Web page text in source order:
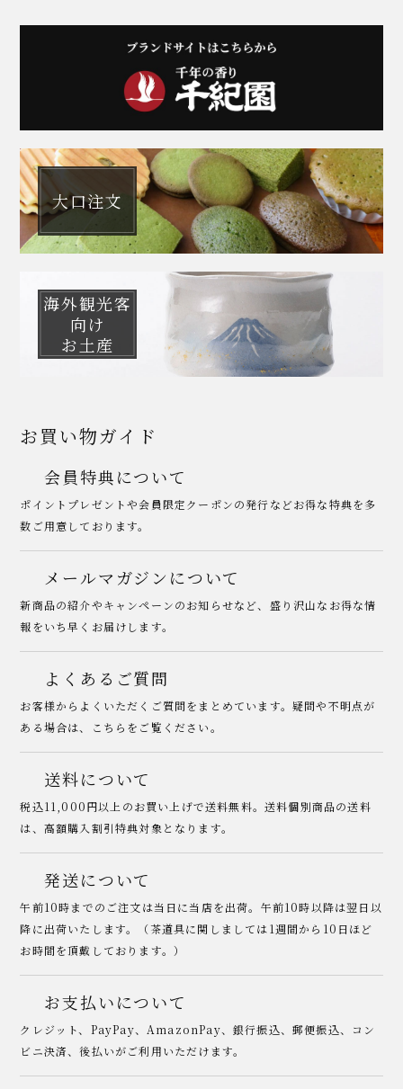
大口注文
海外観光客
向け
お土産
お買い物ガイド
会員特典について
ポイントプレゼントや会員限定クーポンの発行などお得な特典を多
数ご用意しております。
メールマガジンについて
新商品の紹介やキャンペーンのお知らせなど、盛り沢山なお得な情
報をいち早くお届けします。
よくあるご質問
お客様からよくいただくご質問をまとめています。疑問や不明点が
ある場合は、こちらをご覧ください。
送料について
税込11,000円以上のお買い上げで送料無料。送料個別商品の送料
は、高額購入割引特典対象となります。
発送について
午前10時までのご注文は当日に当店を出荷。午前10時以降は翌日以
降に出荷いたします。（茶道具に関しましては1週間から10日ほど
お時間を頂戴しております。）
お支払いについて
クレジット、PayPay、AmazonPay、銀行振込、郵便振込、コン
ビニ決済、後払いがご利用いただけます。